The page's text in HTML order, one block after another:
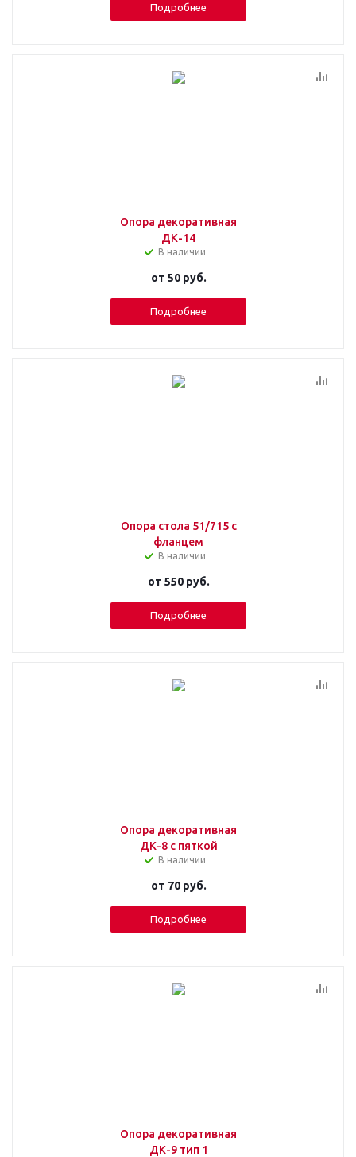
Подробнее
Опора декоративная
ДК-14
В наличии
от 50 руб.
Подробнее
Опора стола 51/715 с
фланцем
В наличии
от 550 руб.
Подробнее
Опора декоративная
ДК-8 с пяткой
В наличии
от 70 руб.
Подробнее
Опора декоративная
ДК-9 тип 1